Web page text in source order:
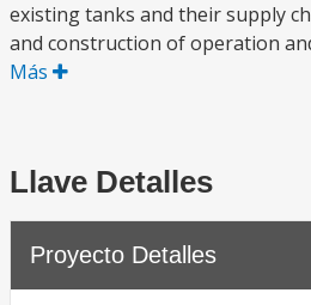
existing tanks and their supply
and construction of operation
Más
Llave Detalles
Proyecto Detalles